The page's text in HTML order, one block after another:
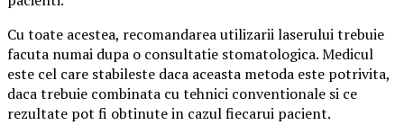
Cu toate acestea, recomandarea utilizarii laserului trebuie
facuta numai dupa o consultatie stomatologica. Medicul
este cel care stabileste daca aceasta metoda este potrivita,
daca trebuie combinata cu tehnici conventionale si ce
rezultate pot fi obtinute in cazul fiecarui pacient.